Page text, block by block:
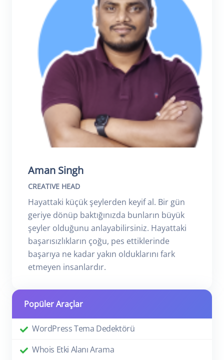
Aman Singh
CREATIVE HEAD
Hayattaki küçük şeylerden keyif al. Bir gün
geriye dönüp baktığınızda bunların büyük
şeyler olduğunu anlayabilirsiniz. Hayattaki
başarısızlıkların çoğu, pes ettiklerinde
başarıya ne kadar yakın olduklarını fark
etmeyen insanlardır.
Popüler Araçlar
WordPress Tema Dedektörü
Whois Etki Alanı Arama